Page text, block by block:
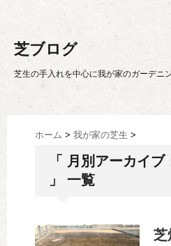
芝ブログ
芝生の手入れを中心に我が家のガーデニ
ホーム > 我が家の芝生 >
「 月別アーカイブ
」 一覧
芝